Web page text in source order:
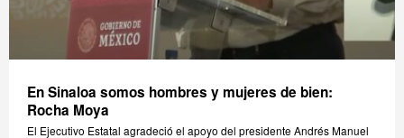
En Sinaloa somos hombres y mujeres de bien:
Rocha Moya
El Ejecutivo Estatal agradeció el apoyo del presidente Andrés Manuel